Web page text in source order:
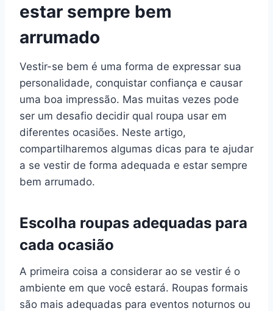
estar sempre bem
arrumado
Vestir-se bem é uma forma de expressar sua
personalidade, conquistar confiança e causar
uma boa impressão. Mas muitas vezes pode
ser um desafio decidir qual roupa usar em
diferentes ocasiões. Neste artigo,
compartilharemos algumas dicas para te ajudar
a se vestir de forma adequada e estar sempre
bem arrumado.
Escolha roupas adequadas para
cada ocasião
A primeira coisa a considerar ao se vestir é o
ambiente em que você estará. Roupas formais
são mais adequadas para eventos noturnos ou